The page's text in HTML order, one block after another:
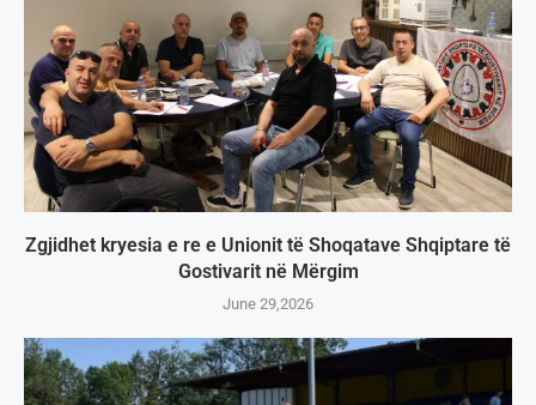
Zgjidhet kryesia e re e Unionit të Shoqatave Shqiptare të
Gostivarit në Mërgim
June 29,2026